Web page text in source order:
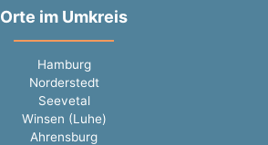
Orte im Umkreis
Hamburg
Norderstedt
Seevetal
Winsen (Luhe)
Ahrensburg